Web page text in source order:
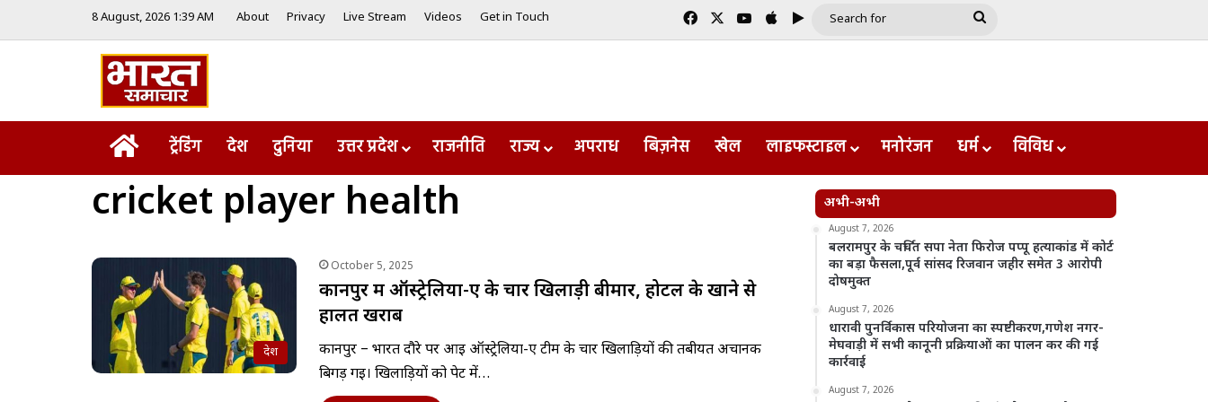
8 August, 2026 1:39 AM About Privacy Live Stream Videos Get in Touch FacebookYouTube
AppleGoogle Play
Search
Homeट्रेंडिंग देश दुनिया उत्तर प्रदेश राजनीति राज्य अपराध बिज़नेस खेल लाइफस्टाइल मनोरंजन धर्म विविध
cricket player health
देश
October 5, 2025
कानपुर में ऑस्ट्रेलिया-ए के चार खिलाड़ी बीमार, होटल के खाने से
हालत खराब
कानपुर – भारत दौरे पर आई ऑस्ट्रेलिया-ए टीम के चार खिलाड़ियों की तबीयत अचानक
बिगड़ गई। खिलाड़ियों को पेट में…
अभी-अभी
August 7, 2026
बलरामपुर के चर्चित सपा नेता फिरोज पप्पू हत्याकांड में कोर्ट
का बड़ा फैसला,पूर्व सांसद रिजवान जहीर समेत 3 आरोपी
दोषमुक्त
August 7, 2026
धारावी पुनर्विकास परियोजना का स्पष्टीकरण,गणेश नगर-
मेघवाड़ी में सभी कानूनी प्रक्रियाओं का पालन कर की गई
कार्रवाई
August 7, 2026